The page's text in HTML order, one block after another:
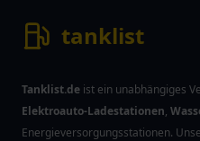
tanklist
Tanklist.de ist ein unabhängiges
Elektroauto-Ladestationen,
Energieversorgungsstationen.